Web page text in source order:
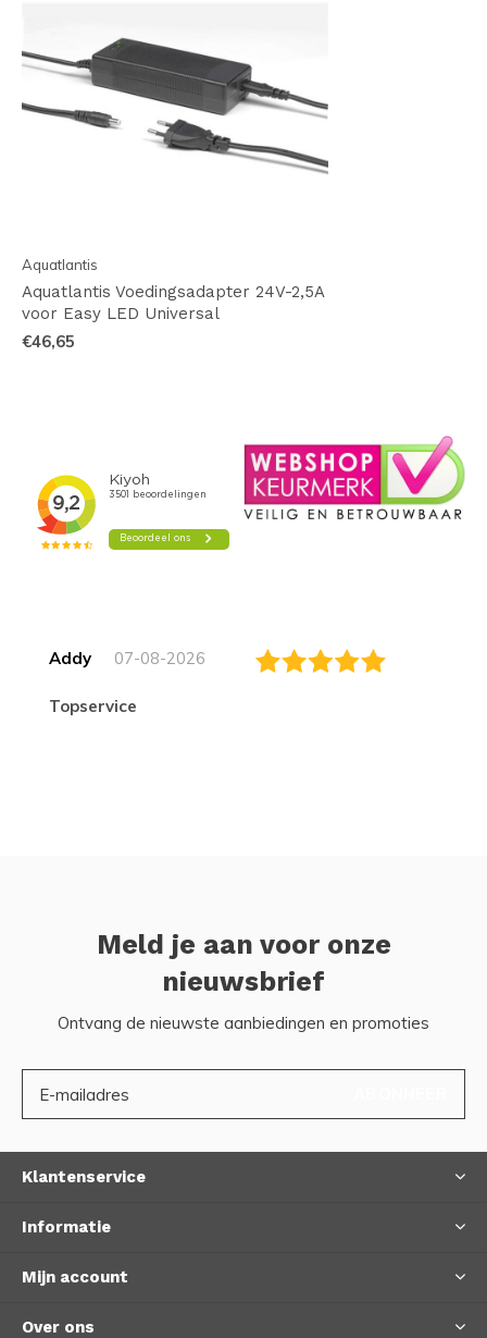
Aquatlantis
Aquatlantis Voedingsadapter 24V-2,5A
voor Easy LED Universal
€46,65
Addy 07-08-2026
topservice
Meld je aan voor onze
nieuwsbrief
Ontvang de nieuwste aanbiedingen en promoties
Klantenservice
Informatie
Mijn account
Over ons